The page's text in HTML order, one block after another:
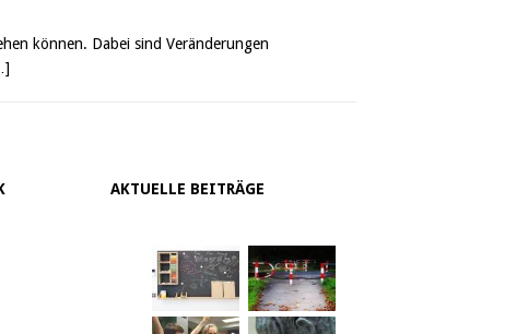
können. Dabei sind Veränderungen
AKTUELLE BEITRÄGE